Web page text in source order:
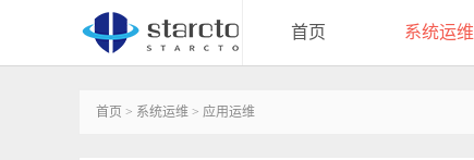
首页 系统运维
首页 > 系统运维 > 应用运维